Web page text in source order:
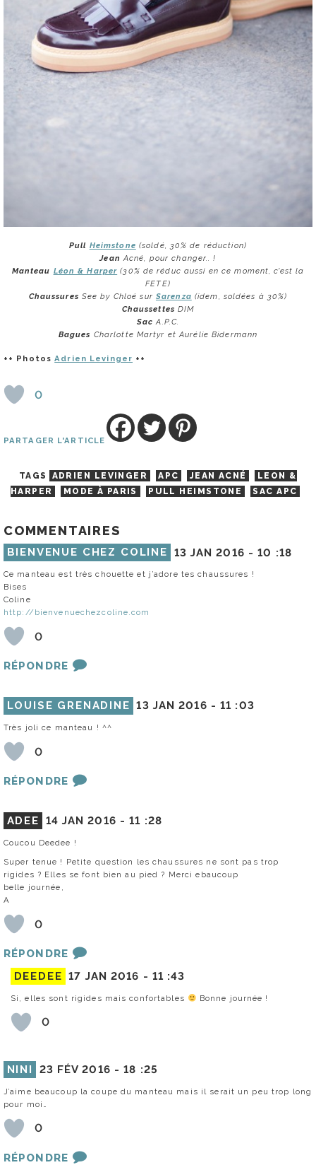
Pull Heimstone (soldé, 30% de réduction)
Jean Acné, pour changer.. !
Manteau Léon & Harper (30% de réduc aussi en ce moment, c’est la
FETE)
Chaussures See by Chloé sur Sarenza (idem, soldées à 30%)
Chaussettes DIM
Sac A.P.C.
Bagues Charlotte Martyr et Aurélie Bidermann
++ PhotosAdrien Levinger ++
0
PARTAGER L'ARTICLE
TAGS ADRIEN LEVINGER APC JEAN ACNÉ
LEON &
HARPER
MODE À PARIS PULL HEIMSTONE SAC APC
COMMENTAIRES
BIENVENUE CHEZ COLINE 13 JAN 2016 -10 :18
Ce manteau est très chouette et j’adore tes chaussures !
Bises
Coline
http://bienvenuechezcoline.com
0
RÉPONDRE
LOUISE GRENADINE 13 JAN 2016 -11 :03
Très joli ce manteau ! ^^
0
RÉPONDRE
ADEE 14 JAN 2016 -11 :28
Coucou Deedee !
Super tenue ! Petite question les chaussures ne sont pas trop
rigides ? Elles se font bien au pied ? Merci ebaucoup
belle journée,
A
0
RÉPONDRE
DEEDEE 17 JAN 2016 - 11 :43
Si, elles sont rigides mais confortables Bonne journée !
0
NINI 23 FÉV 2016 -18 :25
J’aime beaucoup la coupe du manteau mais il serait un peu trop long
pour moi…
0
RÉPONDRE